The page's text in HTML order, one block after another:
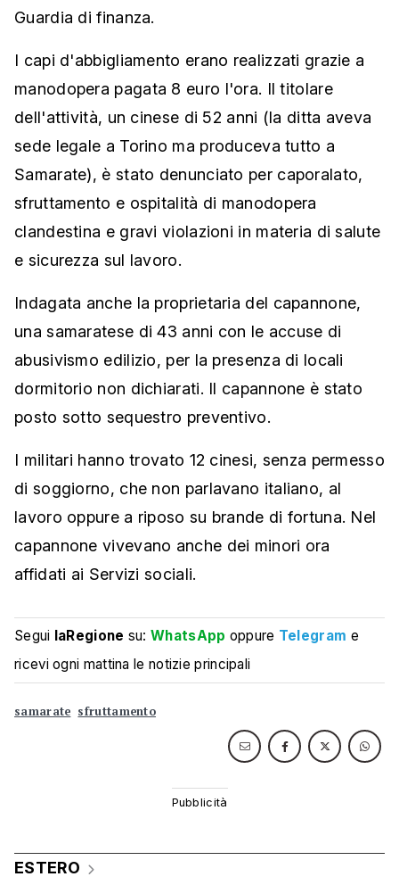
Guardia di finanza.
I capi d'abbigliamento erano realizzati grazie a
manodopera pagata 8 euro l'ora. Il titolare
dell'attività, un cinese di 52 anni (la ditta aveva
sede legale a Torino ma produceva tutto a
Samarate), è stato denunciato per caporalato,
sfruttamento e ospitalità di manodopera
clandestina e gravi violazioni in materia di salute
e sicurezza sul lavoro.
Indagata anche la proprietaria del capannone,
una samaratese di 43 anni con le accuse di
abusivismo edilizio, per la presenza di locali
dormitorio non dichiarati. Il capannone è stato
posto sotto sequestro preventivo.
I militari hanno trovato 12 cinesi, senza permesso
di soggiorno, che non parlavano italiano, al
lavoro oppure a riposo su brande di fortuna. Nel
capannone vivevano anche dei minori ora
affidati ai Servizi sociali.
Segui laRegione su:WhatsApp oppure Telegram e
ricevi ogni mattina le notizie principali
samarate sfruttamento
ESTERO